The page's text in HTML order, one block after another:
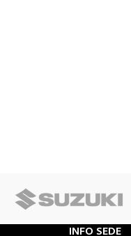
INFO SEDE